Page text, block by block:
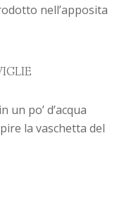
nell’apposita
po’ d’acqua
la vaschetta del